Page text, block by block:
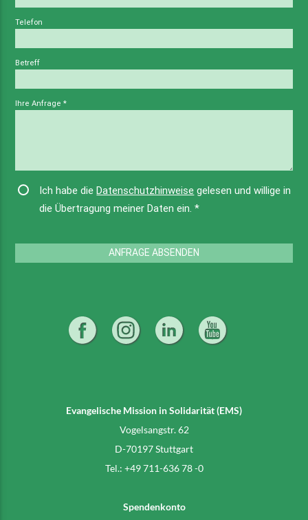
Telefon
Betreff
Ihre Anfrage*
Ich habe dieDatenschutzhinweise gelesen und willige in
die Übertragung meiner Daten ein.*
ANFRAGE ABSENDEN
Evangelische Mission in Solidarität (EMS)
Vogelsangstr. 62
D-70197 Stuttgart
Tel.: +49 711-636 78 -0
Spendenkonto